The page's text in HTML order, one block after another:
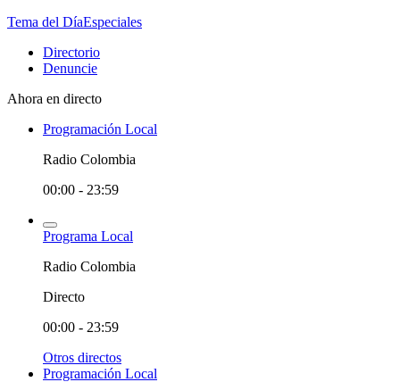
Tema del DíaEspeciales
Directorio
Denuncie
Ahora en directo
Programación Local
Radio Colombia
00:00 - 23:59
Programa Local
Radio Colombia
Directo
00:00 - 23:59
Otros directos
Programación Local